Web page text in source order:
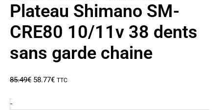
Plateau Shimano SM-
CRE80 10/11v 38 dents
sans garde chaine
85.49€ Le
58.77€Le
TTC
-quantité